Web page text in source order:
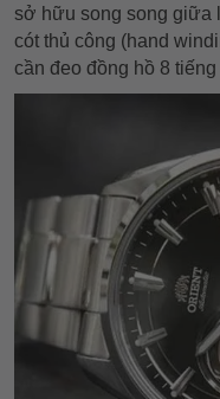
sở hữu song song giữa
cót thủ công (hand
cần đeo đồng hồ 8